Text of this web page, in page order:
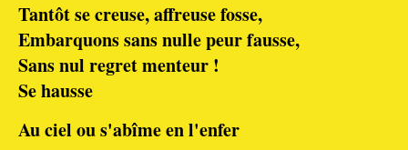
Tantôt se creuse, affreuse fosse,
Embarquons sans nulle peur fausse,
Sans nul regret menteur !
Se hausse
Au ciel ou s'abîme en l'enfer